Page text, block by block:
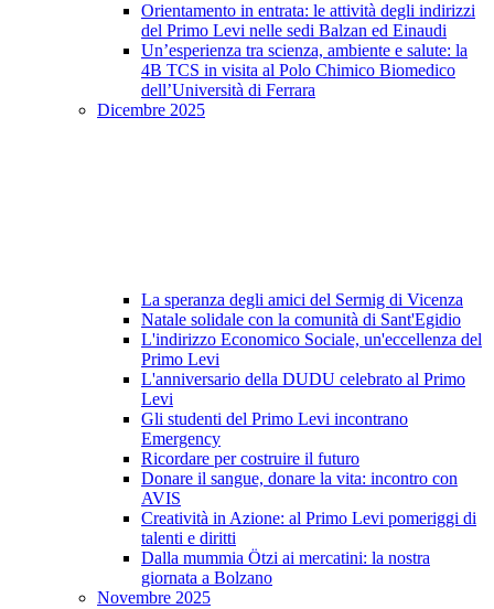
Orientamento in entrata: le attività degli indirizzi
del Primo Levi nelle sedi Balzan ed Einaudi
Un’esperienza tra scienza, ambiente e salute: la
4B TCS in visita al Polo Chimico Biomedico
dell’Università di Ferrara
Dicembre 2025
La speranza degli amici del Sermig di Vicenza
Natale solidale con la comunità di Sant'Egidio
L'indirizzo Economico Sociale, un'eccellenza del
Primo Levi
L'anniversario della DUDU celebrato al Primo
Levi
Gli studenti del Primo Levi incontrano
Emergency
Ricordare per costruire il futuro
Donare il sangue, donare la vita: incontro con
AVIS
Creatività in Azione: al Primo Levi pomeriggi di
talenti e diritti
Dalla mummia Ötzi ai mercatini: la nostra
giornata a Bolzano
Novembre 2025